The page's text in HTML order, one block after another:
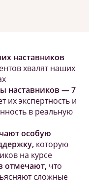
наставников
хвалят наших
наставников — 7
их экспертность и
в реальную
особую
которую
на курсе
отмечают, что
сложные